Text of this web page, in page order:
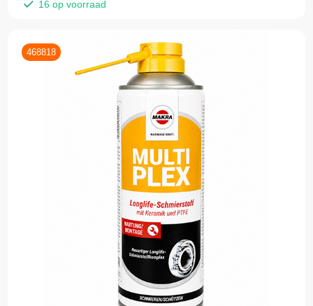
16 op voorraad
468818